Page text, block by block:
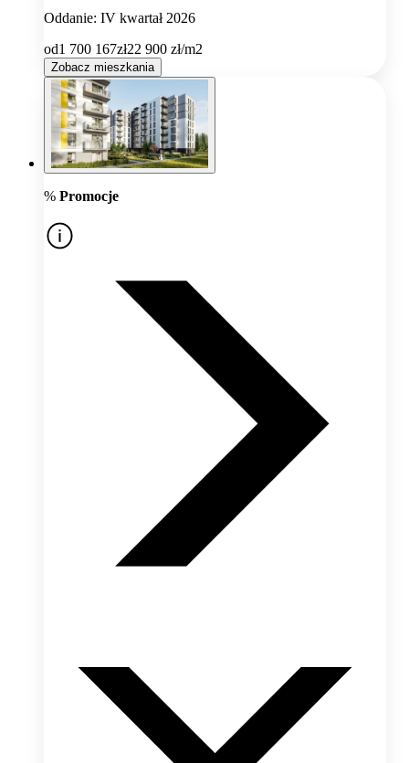
Oddanie: IV kwartał 2026
od1 700 167zł22 900 zł/m2
Zobacz mieszkania
% Promocje